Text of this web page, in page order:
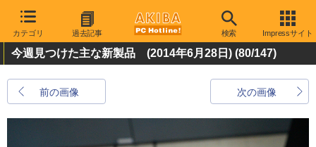
カテゴリ 過去記事 検索 Impressサイト
今週見つけた主な新製品 (2014年6月28日) (80/147)
前の画像 次の画像